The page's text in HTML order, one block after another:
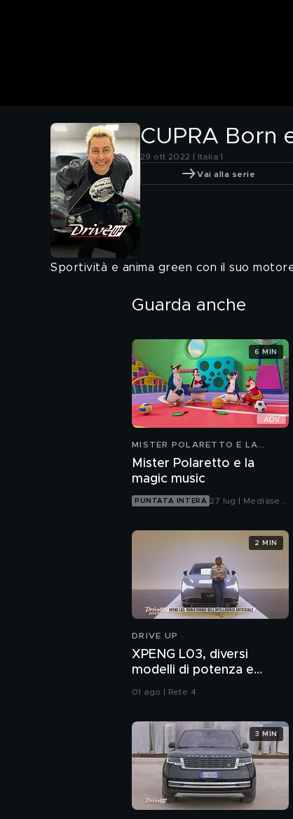
CUPRA Born
29 ott 2022 | Italia 1
Vai alla serie
Sportività e anima green con il suo
Guarda anche
MISTER POLARETTO E LA
Mister Polaretto e la
magic music
PUNTATA INTERA 27 lug | Mediaset
6 MIN
DRIVE UP
XPENG L03, diversi
modelli di potenza e
guida assistita di ultima
01 ago | Rete 4
2 MIN
3 MIN